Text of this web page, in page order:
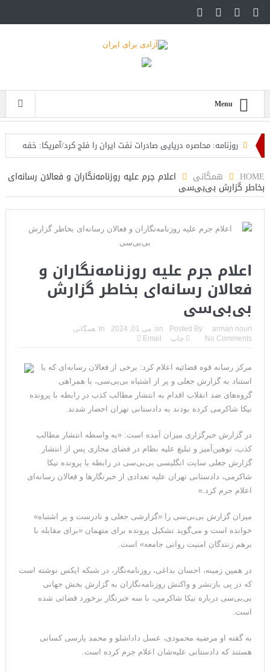
Menu
روزنامه: محاصره دریایی صادرات نفت ایران را فلج کرد/آمریکا: خفه
تحلیلگر سعودی: این توافق‌نامه پیامی بازدارنده در برابر حکومت
ایران است
مقام آمریکایی: تصورِ بازنده بودن برای ترامپ غیرقابل‌تحمل
مقامات آمریکایی: برخی گزارش‌ها موجب گستاخ‌تر شدن حکومت
ایران خواهد شد
خبرگزاری سپاه پاسداران: رهگیری اهداف متخاصم در نزدیکی جزیره
تحلیلگر حکومتی: تفاهم هرمز پایان بحران نیست؛ خطر جنگ همچنان
پابرجاست
منیر به عربستان
مقاله: اپوزیسیون بی‌راه‌حل؛ وقتی دشمنی با پهلوی جای نجات
ایران را می‌گیرد
۱۰ تریلیون دلار؛ چگونه جرایم سایبری به سومین اقتصاد بزرگ جهان
تبدیل شد؟
جمهوری‌خواهان است
HOME همگانی اعلام جرم علیه روزنامه‌نگاران و فعالان رسانه‌ای
بخاطر گزارش بی‌بی‌سی
اعلام جرم علیه روزنامه‌نگاران و
فعالان رسانه‌ای بخاطر گزارش
بی‌بی‌سی
Posted By: arman nouri
on: می 01, 2024 In:
همگانی
No Comments
چاپ Email
مرکز رسانه قوه قضائیه اعلام کرد: برخی از فعالان رسانه‌ای که با
استناد به گزارش جعلی و پر از اشتباه بی‌بی‌سی، با همراهی
گروه‌های ضد انقلاب اقدام به انتشار مطالب کذب در رابطه با پرونده
نیکا شاکرمی کرده بودند به دادستانی تهران احضار شدند.
در گزارش خبرگزاری میزان آمده است: «به واسطه انتشار مطالب
کذب، توهین‌آمیز و تبلیغ علیه نظام در فضای مجازی پس از انتشار
گزارش جعلی سایت انگلیسی بی‌بی‌سی در رابطه با پرونده نیکا
شاکرمی، دادستانی تهران علیه تعدادی از خبرنگار‌ها و فعالان رسانه‌ای
اعلام جرم کرد.»
میزان گزارش بی‌بی‌سی را «گزارشی جعلی و نادرست و پر اشتباه»
خوانده است و می‌گوید تشکیل پرونده برای متهمان «برای مقابله با
برهم زنندگان امنیت روانی جامعه» است.
در همین زمینه، احسان بداغی، روزنامه‌نگار، در شبکه ایکس نوشته است
که در پی بازنشر و واکنش روزنامه‌نگاران به گزارش بخش جهانی
بی‌بی‌سی درباره نیکا شاکرمی، با سه خبرنگار برخورد قضائی شده
است.
به گفته او مرضیه محمودی، عسل داداشلو و محمد پارسی کسانی
هستند که دادستانی علیه‌شان اعلام جرم کرده است.